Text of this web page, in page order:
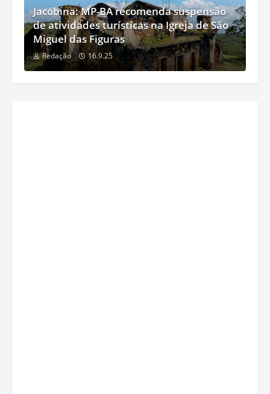
Jacobina: MP-BA recomenda suspensão
de atividades turísticas na Igreja de São
Miguel das Figuras
Redação 16.9.25